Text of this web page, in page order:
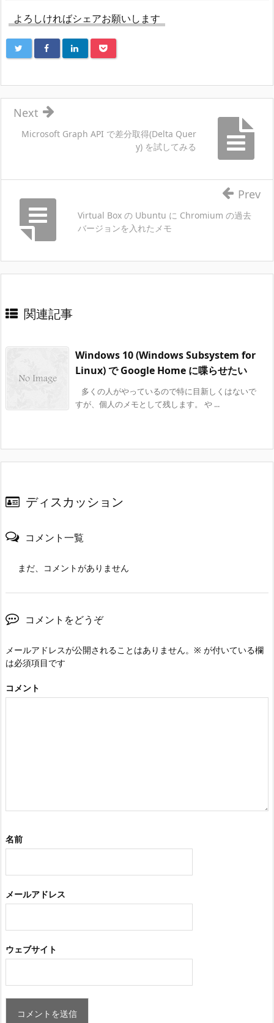
よろしければシェアお願いします
Microsoft Graph API で差分取得(Delta Quer
y) を試してみる
Next
Virtual Box の Ubuntu に Chromium の過去
バージョンを入れたメモ
Prev
関連記事
Windows 10 (Windows Subsystem for
Linux) で Google Home に喋らせたい
多くの人がやっているので特に目新しくはないで
すが、個人のメモとして残します。 や ...
ディスカッション
コメント一覧
まだ、コメントがありません
コメントをどうぞ
メールアドレスが公開されることはありません。 ※ が付いている欄
は必須項目です
コメント
名前
メールアドレス
ウェブサイト